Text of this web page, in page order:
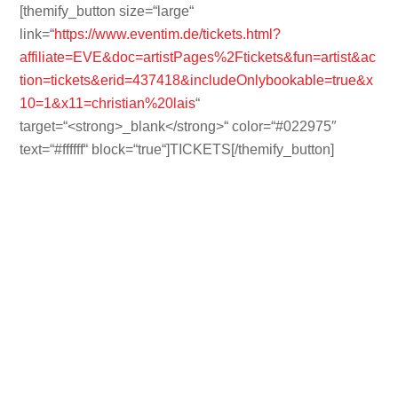
Skip
content
[themify_button size=“large“
link=“https://www.eventim.de/tickets.html?
affiliate=EVE&doc=artistPages%2Ftickets&fun=artist&ac
tion=tickets&erid=437418&includeOnlybookable=true&x
10=1&x11=christian%20lais“
target=“<strong>_blank</strong>“ color=“#022975″
text=“#ffffff“ block=“true“]TICKETS[/themify_button]